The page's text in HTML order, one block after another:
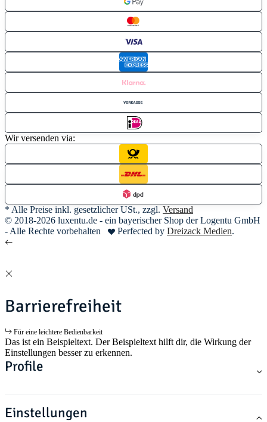
Wir versenden via:
* Alle Preise inkl. gesetzlicher USt., zzgl. Versand
© 2018-2026 luxentu.de - ein bayerischer Shop der Logentu GmbH
- Alle Rechte vorbehalten
Perfected by Dreizack Medien.
Barrierefreiheit
Für eine leichtere Bedienbarkeit
Das ist ein Beispieltext. Der Beispieltext hilft dir, die Wirkung der
Einstellungen besser zu erkennen.
Profile
Einstellungen